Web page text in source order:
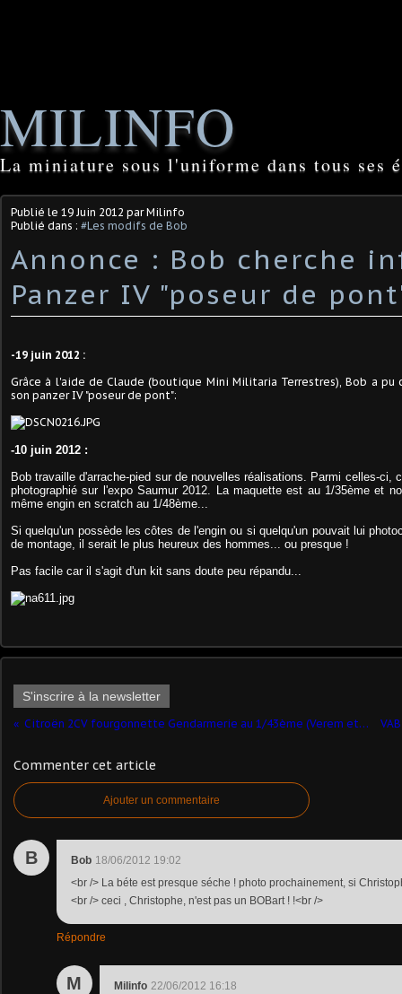
MILINFO
La miniature sous l'uniforme dans tous ses
Publié le 19 Juin 2012 par Milinfo
Publié dans : #Les modifs de Bob
Annonce : Bob cherche
Panzer IV "poseur de
-19 juin 2012 :
Grâce à l'aide de Claude (boutique Mini Militaria Terrestres), Bob a pu
son panzer IV "poseur de pont":
-10 juin 2012 :
Bob travaille d'arrache-pied sur de nouvelles réalisations. Parmi celles-ci,
photographié sur l'expo Saumur 2012. La maquette est au 1/35ème et
même engin en scratch au 1/48ème...
Si quelqu'un possède les côtes de l'engin ou si quelqu'un pouvait lui
de montage, il serait le plus heureux des hommes... ou presque !
Pas facile car il s'agit d'un kit sans doute peu répandu...
S'inscrire à la newsletter
Citroën 2CV fourgonnette Gendarmerie au 1/43ème (Verem et Eligor)
Commenter cet article
Ajouter un commentaire
B Bob 18/06/2012 19:02
<br /> La béte est presque séche ! photo prochainement, si
<br /> ceci , Christophe, n'est pas un BOBart ! !<br />
Répondre
M Milinfo 22/06/2012 16:18